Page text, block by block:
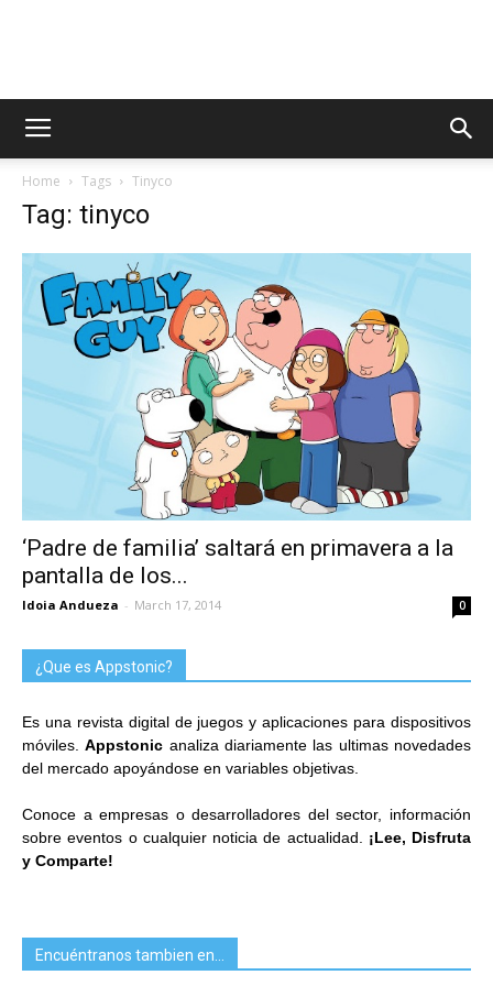
AppsTonic
Home Tags Tinyco
Tag: tinyco
‘Padre de familia’ saltará en primavera a la
pantalla de los...
Idoia Andueza - March 17, 2014 0
¿Que es Appstonic?
Es una revista digital de juegos y aplicaciones para dispositivos
móviles.Appstonic analiza diariamente las ultimas novedades
del mercado apoyándose en variables objetivas.
Conoce a empresas o desarrolladores del sector, información
sobre eventos o cualquier noticia de actualidad. ¡Lee, Disfruta
y Comparte!
Encuéntranos tambien en…